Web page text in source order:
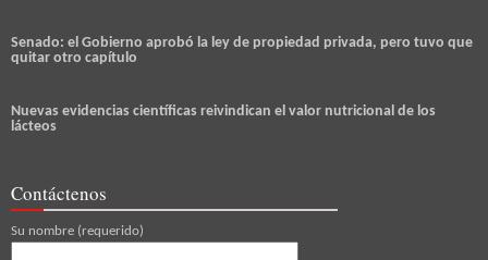
Senado: el Gobierno aprobó la ley de propiedad privada, pero tuvo que
quitar otro capítulo
Nuevas evidencias científicas reivindican el valor nutricional de los
lácteos
Contáctenos
Su nombre (requerido)